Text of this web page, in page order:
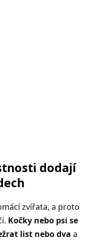
dodají
zvířata, a proto
Kočky nebo psi se
list nebo dva a